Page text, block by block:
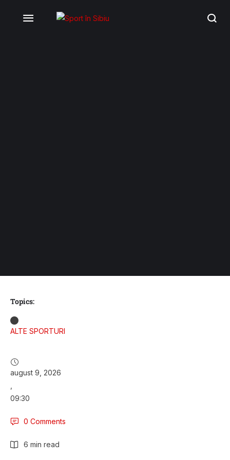
Topics:
ALTE SPORTURI
august 9, 2026
09:30
0 Comments
6 min read